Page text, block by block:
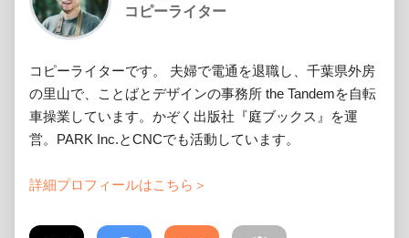
コピーライター
コピーライターです。 夫婦で電通を退職し、千葉県外房
の里山で、ことばとデザインの事務所 the Tandemを自転
車操業しています。かぞく出版社『庭ブックス』を運
営。PARK Inc.とCNCでも活動しています。
詳細プロフィールはこちら＞